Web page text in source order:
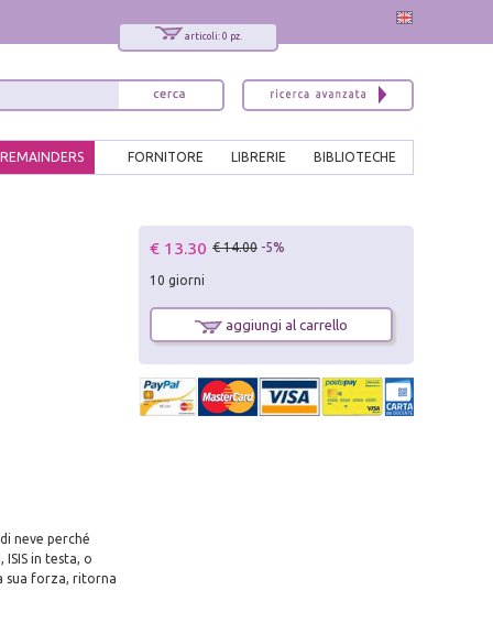
articoli: 0 pz.
BIBLIOTECHE
LIBRERIE
FORNITORE
REMAINDERS
neve perché
in testa, o
sua forza, ritorna
€ 13.30 € 14.00 -5%
10 giorni
aggiungi al carrello
x
Interessato ai nostri libri?
Sarai informato delle nostre novità, potrai
comunque cancellarti quando desideri.
modulo di iscrizione